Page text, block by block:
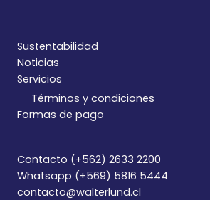
Sustentabilidad
Noticias
Servicios
Términos y condiciones
Formas de pago
Contacto (+562) 2633 2200
Whatsapp (+569) 5816 5444
contacto@walterlund.cl